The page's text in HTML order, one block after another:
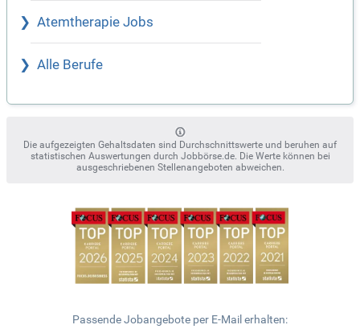
Atemtherapie Jobs
Alle Berufe
Die aufgezeigten Gehaltsdaten sind Durchschnittswerte und beruhen auf
statistischen Auswertungen durch Jobbörse.de. Die Werte können bei
ausgeschriebenen Stellenangeboten abweichen.
Passende Jobangebote per E-Mail erhalten: